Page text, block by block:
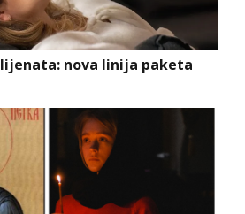
nova linija paketa